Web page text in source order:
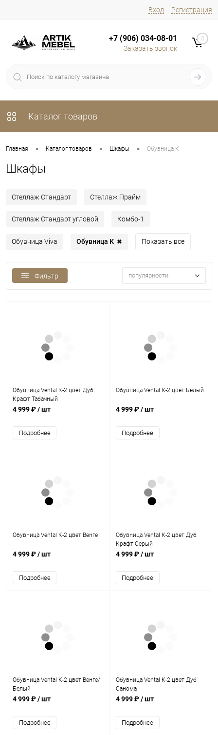
Вход Регистрация
+7 (906) 034-08-01
Заказать звонок
0
Каталог товаров
Главная • Каталог товаров • Шкафы • Обувница К
Шкафы
Стеллаж Стандарт Стеллаж Прайм
Стеллаж Стандарт угловой Комбо-1
Обувница Viva Обувница К ✖ Показать все
Фильтр популярности
Обувница Vental К-2 цвет Дуб
Крафт Табачный
4 999 ₽/ шт
Подробнее
Обувница Vental К-2 цвет Белый
4 999 ₽/ шт
Подробнее
Обувница Vental К-2 цвет Венге
4 999 ₽/ шт
Подробнее
Обувница Vental К-2 цвет Дуб
Крафт Серый
4 999 ₽/ шт
Подробнее
Обувница Vental К-2 цвет Венге/
Белый
4 999 ₽/ шт
Подробнее
Обувница Vental К-2 цвет Дуб
Санома
4 999 ₽/ шт
Подробнее